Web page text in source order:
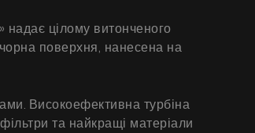
цілому витонченого
чорна поверхня, нанесена на
Високоефективна турбіна
та найкращі матеріали